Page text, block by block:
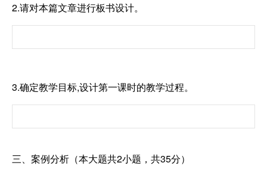
2.请对本篇文章进行板书设计。
3.确定教学目标,设计第一课时的教学过程。
三、案例分析（本大题共2小题，共35分）